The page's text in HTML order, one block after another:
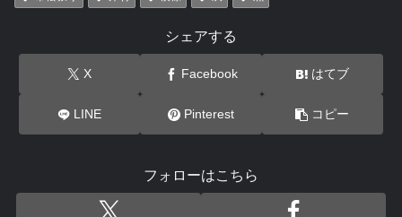
シェアする
X Facebook はてブ
LINE Pinterest コピー
フォローはこちら